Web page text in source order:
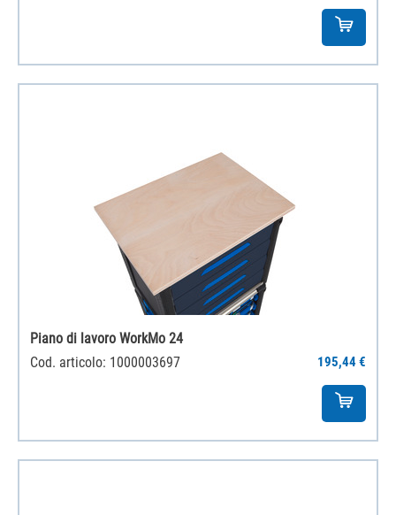
Piano di lavoro WorkMo 24
Cod. articolo: 1000003697
195,44 €